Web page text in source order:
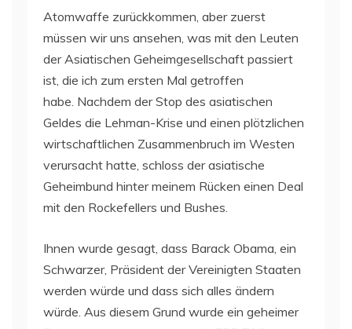
Atomwaffe zurückkommen, aber zuerst
müssen wir uns ansehen, was mit den Leuten
der Asiatischen Geheimgesellschaft passiert
ist, die ich zum ersten Mal getroffen
habe. Nachdem der Stop des asiatischen
Geldes die Lehman-Krise und einen plötzlichen
wirtschaftlichen Zusammenbruch im Westen
verursacht hatte, schloss der asiatische
Geheimbund hinter meinem Rücken einen Deal
mit den Rockefellers und Bushes.
Ihnen wurde gesagt, dass Barack Obama, ein
Schwarzer, Präsident der Vereinigten Staaten
werden würde und dass sich alles ändern
würde. Aus diesem Grund wurde ein geheimer